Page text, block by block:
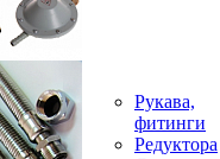
Рукава,
фитинги
Редуктора